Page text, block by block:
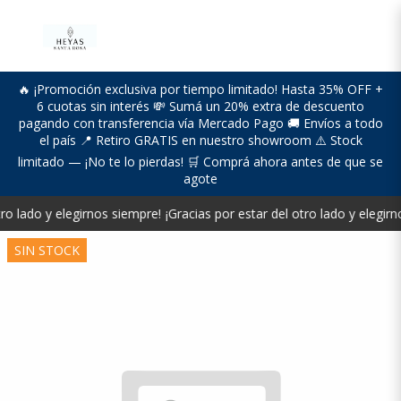
🔥 ¡Promoción exclusiva por tiempo limitado! Hasta 35% OFF +
6 cuotas sin interés 💸 Sumá un 20% extra de descuento
pagando con transferencia vía Mercado Pago 🚚 Envíos a todo
el país 📍 Retiro GRATIS en nuestro showroom ⚠️ Stock
limitado — ¡No te lo pierdas! 🛒 Comprá ahora antes de que se
agote
lado y elegirnos siempre! ¡Gracias por estar del otro lado y
SIN STOCK